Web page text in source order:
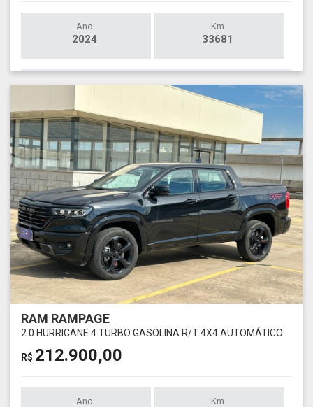
Ano
2024
Km
33681
RAM RAMPAGE
2.0 HURRICANE 4 TURBO GASOLINA R/T 4X4 AUTOMÁTICO
R$ 212.900,00
Ano Km